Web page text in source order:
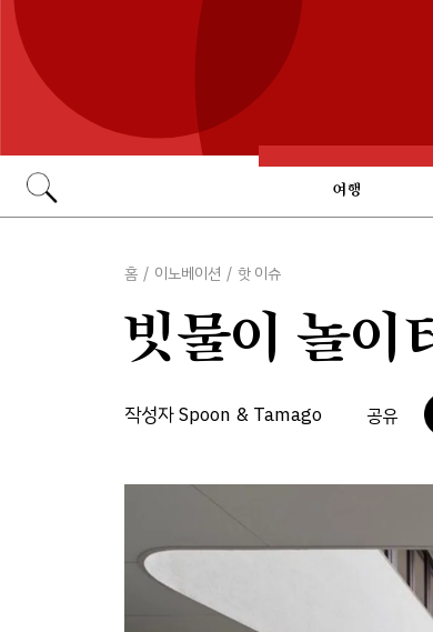
여행
홈 / 이노베이션 / 핫 이슈
빗물이 놀이
작성자 Spoon & Tamago 공유